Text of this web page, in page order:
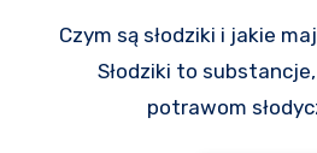
Czym są słodziki i jakie mają zastosowanie?
Słodziki to
potrawom